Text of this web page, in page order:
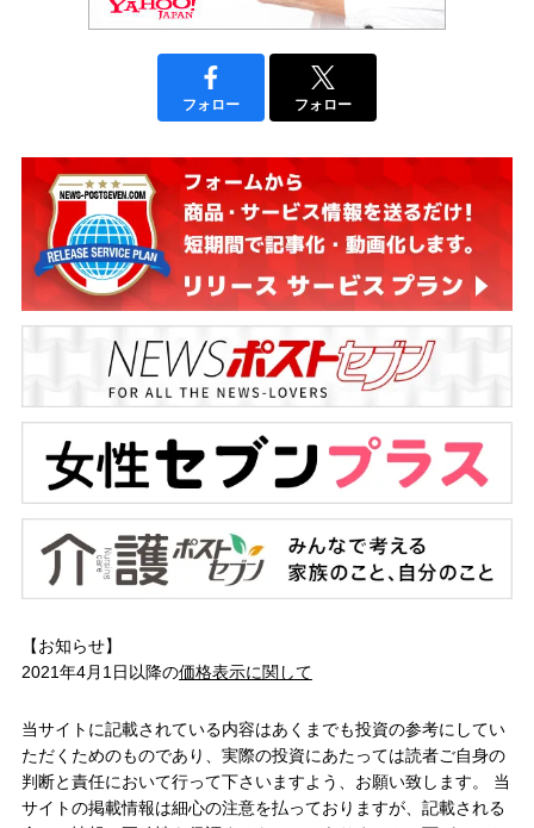
フォロー フォロー
【お知らせ】
2021年4月1日以降の価格表示に関して
当サイトに記載されている内容はあくまでも投資の参考にしてい
ただくためのものであり、実際の投資にあたっては読者ご自身の
判断と責任において行って下さいますよう、お願い致します。 当
サイトの掲載情報は細心の注意を払っておりますが、記載される